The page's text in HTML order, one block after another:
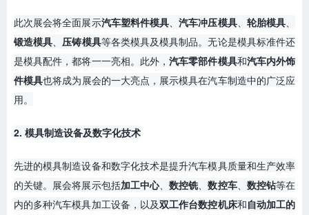
此次展会将全面展示汽车塑料件模具 、汽车冲压模具、 轮胎模具
锻造模具
压铸模具等各类模具及模具制品。无论是模具标准件还
是模具配件，都将一一亮相。此外，汽车零部件模具和汽车内外饰
件模具也将成为展会的一大亮点，展示模具在汽车制造中的广泛应
用。
2. 模具制造设备及数字化技术
先进的模具制造设备和数字化技术是提升汽车模具质量和生产效率
的关键。展会将展示包括加工中心 、数控铣 、数控车、 数控钻等在
内的多种汽车模具加工设备，以及双工作台数控机床和自动加工的